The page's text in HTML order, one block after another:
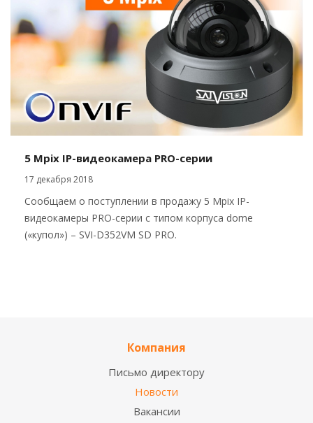
5 Mpix IP-видеокамера PRO-серии
17 декабря 2018
Сообщаем о поступлении в продажу 5 Mpix IP-
видеокамеры PRO-серии с типом корпуса dome
(«купол») – SVI-D352VM SD PRO.
Компания
Письмо директору
Новости
Вакансии